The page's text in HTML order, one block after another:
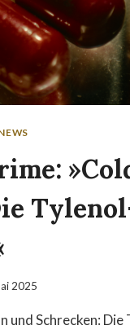
2025
und Schrecken: Die